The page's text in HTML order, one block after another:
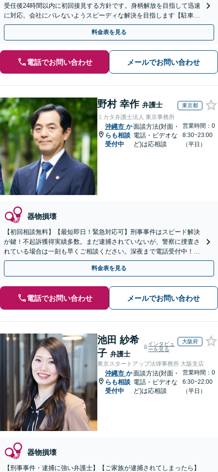
受任後24時間以内に初回接見する方針です。身柄解放を目指して迅速
に対応。会社にバレないようスピーディな解決を目指します【駐車場
完備】【離島へ出張も対応】酒気帯び運転や傷害・暴行
料金表を見る
電話でお問い合わせ メールでお問い合わせ
野村 幸作 弁護士 東京都
ミカタ弁護士法人 東京事務所
沖縄市 か
らも相談
受付中
面談方法(対面・
電話・ビデオな
ど)は応相談
営業時間：0
8:30~23:00
（平日）
器物損壊
【初回相談無料】【最短即日！緊急対応可】刑事事件はスピード解決
が鍵！不起訴獲得実績多数。まだ逮捕されていないが、警察に捜査さ
れている場合は一刻も早くご相談ください。深夜まで電話受付中！痴
漢／盗撮／のぞき／その他性犯罪など
料金表を見る
電話でお問い合わせ メールでお問い合わせ
池田 紗希
子 弁護士
インタビュ
ーを見る
大阪府
東京スタートアップ法律事務所 大阪支店
沖縄市 か
らも相談
受付中
面談方法(対面・
電話・ビデオな
ど)は応相談
営業時間：0
6:30~22:00
（平日）
器物損壊
【刑事事件・逮捕に強い弁護士】【ご家族が逮捕されてしまったら】